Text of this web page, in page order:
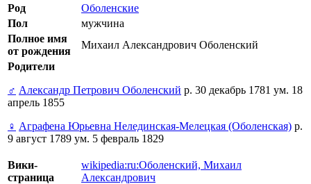
Род
Оболенские
Пол
мужчина
Полное имя
от рождения
Михаил Александрович Оболенский
Родители
♂ Александр Петрович Оболенский р. 30 декабрь 1781 ум. 18
апрель 1855
♀ Аграфена Юрьевна Нелединская-Мелецкая (Оболенская) р.
9 август 1789 ум. 5 февраль 1829
Вики-
страница
wikipedia:ru:Оболенский, Михаил
Александрович